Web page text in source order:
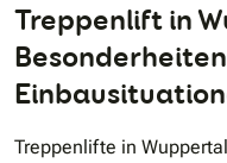
Treppenlift in
Treppenlifte in